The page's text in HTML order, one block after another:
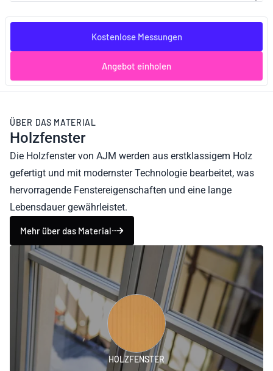
Kostenlose Messungen
Angebot einholen
ÜBER DAS MATERIAL
Holzfenster
Die Holzfenster von AJM werden aus erstklassigem Holz
gefertigt und mit modernster Technologie bearbeitet, was
hervorragende Fenstereigenschaften und eine lange
Lebensdauer gewährleistet.
Mehr über das Material
HOLZFENSTER